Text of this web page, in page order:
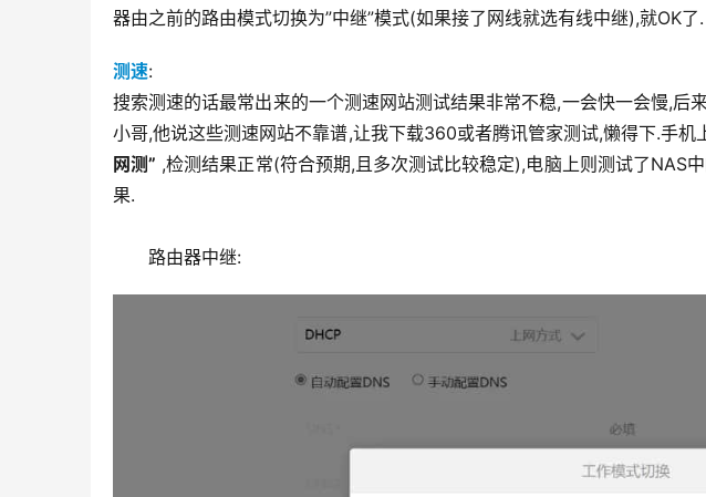
器由之前的路由模式切换为”中继”模式(如果接了网线就选有线中继),就OK了.
测速:
搜索测速的话最常出来的一个测速网站测试结果非常不稳,一会快一会慢,后
小哥,他说这些测速网站不靠谱,让我下载360或者腾讯管家测试,懒得下.手机
网测” ,检测结果正常(符合预期,且多次测试比较稳定),电脑上则测试了NAS
果.
路由器中继: